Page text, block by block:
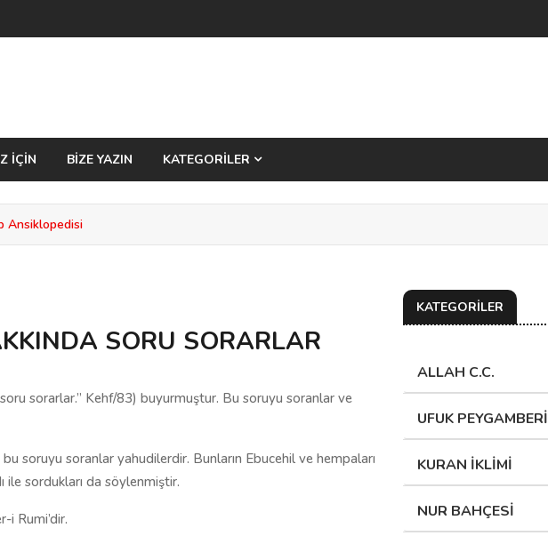
İÇİN BİZE YAZIN KATEGORİLER
Ansiklopedisi
SORU SORARLAR
sorarlar.” Kehf/83) buyurmuştur. Bu soruyu soranlar ve
soruyu soranlar yahudilerdir. Bunların Ebucehil ve hempaları
ile sordukları da söylenmiştir.
i Rumi’dir.
KATEGORİLER
ALLAH C.C.
UFUK PEYGAMBERİ
KURAN İKLİMİ
NUR BAHÇESİ